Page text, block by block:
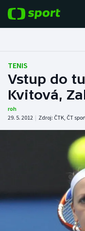
Fotbal
Hokej
Atletika
Americký fotbal
Baseball a softbal
NEPŘEHLÉDNĚTE
TENIS
Vstup do
Kvitová,
roh
29. 5. 2012 | Zdroj: ČTK, ČT